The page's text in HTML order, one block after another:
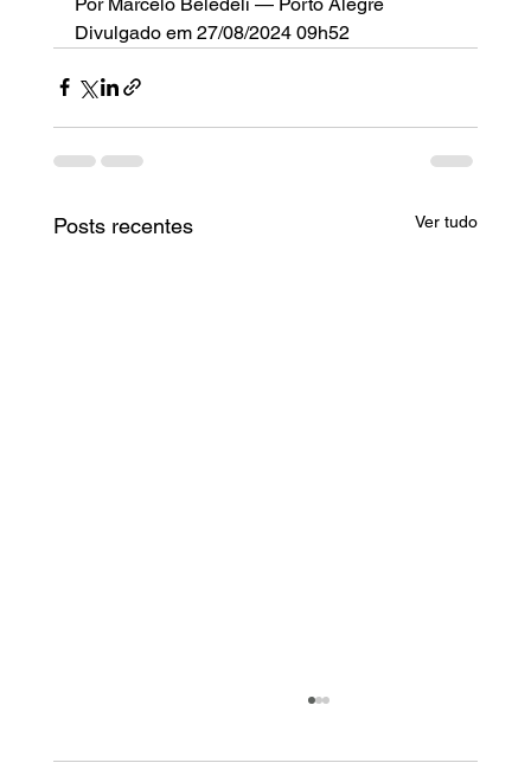
Divulgado em 27/08/2024 09h52
Posts recentes Ver tudo
Atendimento
Conectando Produtores e Compradores